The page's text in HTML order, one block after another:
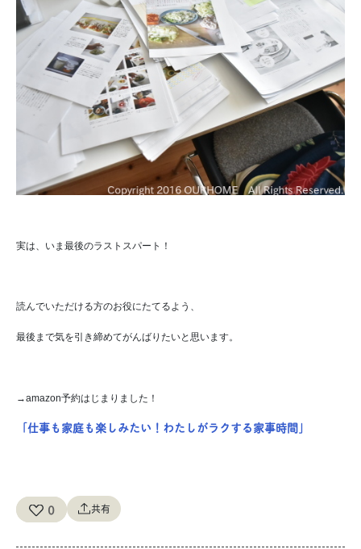
実は、いま最後のラストスパート！
読んでいただける方のお役にたてるよう、
最後まで気を引き締めてがんばりたいと思います。
→amazon予約はじまりました！
「仕事も家庭も楽しみたい！わたしがラクする家事時間」
0 共有